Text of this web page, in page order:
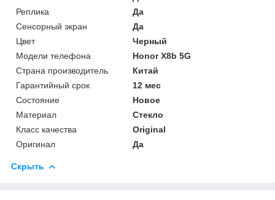
Реплика
Да
Сенсорный экран
Да
Цвет
Черный
Модели телефона
Honor X8b 5G
Страна производитель
Китай
Гарантийный срок
12 мес
Состояние
Новое
Материал
Стекло
Класс качества
Original
Оригинал
Да
Скрыть